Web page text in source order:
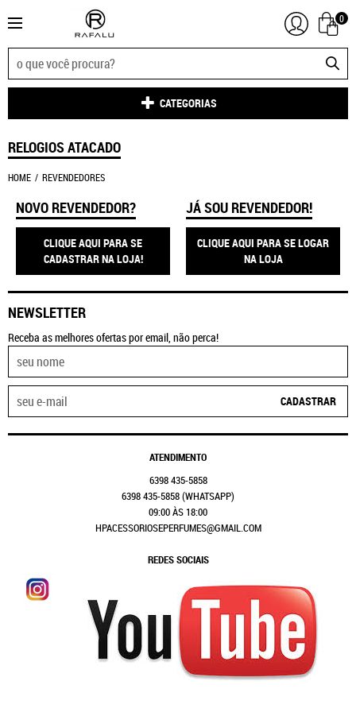
0
CATEGORIAS
RELOGIOS ATACADO
HOME REVENDEDORES
NOVO REVENDEDOR?
CLIQUE AQUI PARA SE
CADASTRAR NA LOJA!
JÁ SOU REVENDEDOR!
CLIQUE AQUI PARA SE LOGAR
NA LOJA
NEWSLETTER
Receba as melhores ofertas por email, não perca!
CADASTRAR
ATENDIMENTO
6398435-5858
6398435-5858(WHATSAPP)
09:00 ÀS 18:00
HPACESSORIOSEPERFUMES@GMAIL.COM
REDES SOCIAIS